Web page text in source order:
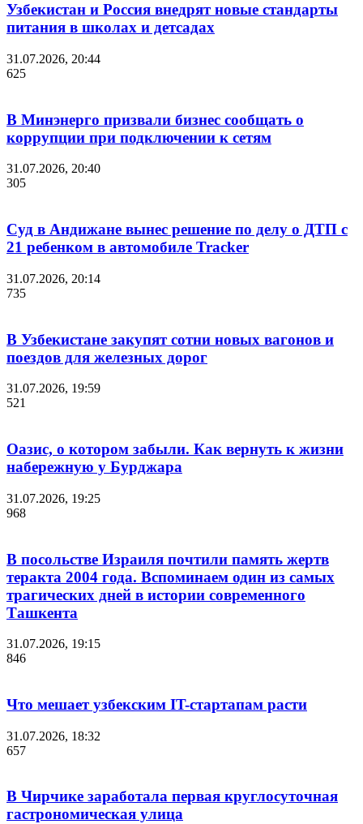
Узбекистан и Россия внедрят новые стандарты
питания в школах и детсадах
31.07.2026, 20:44
625
В Минэнерго призвали бизнес сообщать о
коррупции при подключении к сетям
31.07.2026, 20:40
305
Суд в Андижане вынес решение по делу о ДТП с
21 ребенком в автомобиле Tracker
31.07.2026, 20:14
735
В Узбекистане закупят сотни новых вагонов и
поездов для железных дорог
31.07.2026, 19:59
521
Оазис, о котором забыли. Как вернуть к жизни
набережную у Бурджара
31.07.2026, 19:25
968
В посольстве Израиля почтили память жертв
теракта 2004 года. Вспоминаем один из самых
трагических дней в истории современного
Ташкента
31.07.2026, 19:15
846
Что мешает узбекским IT-стартапам расти
31.07.2026, 18:32
657
В Чирчике заработала первая круглосуточная
гастрономическая улица